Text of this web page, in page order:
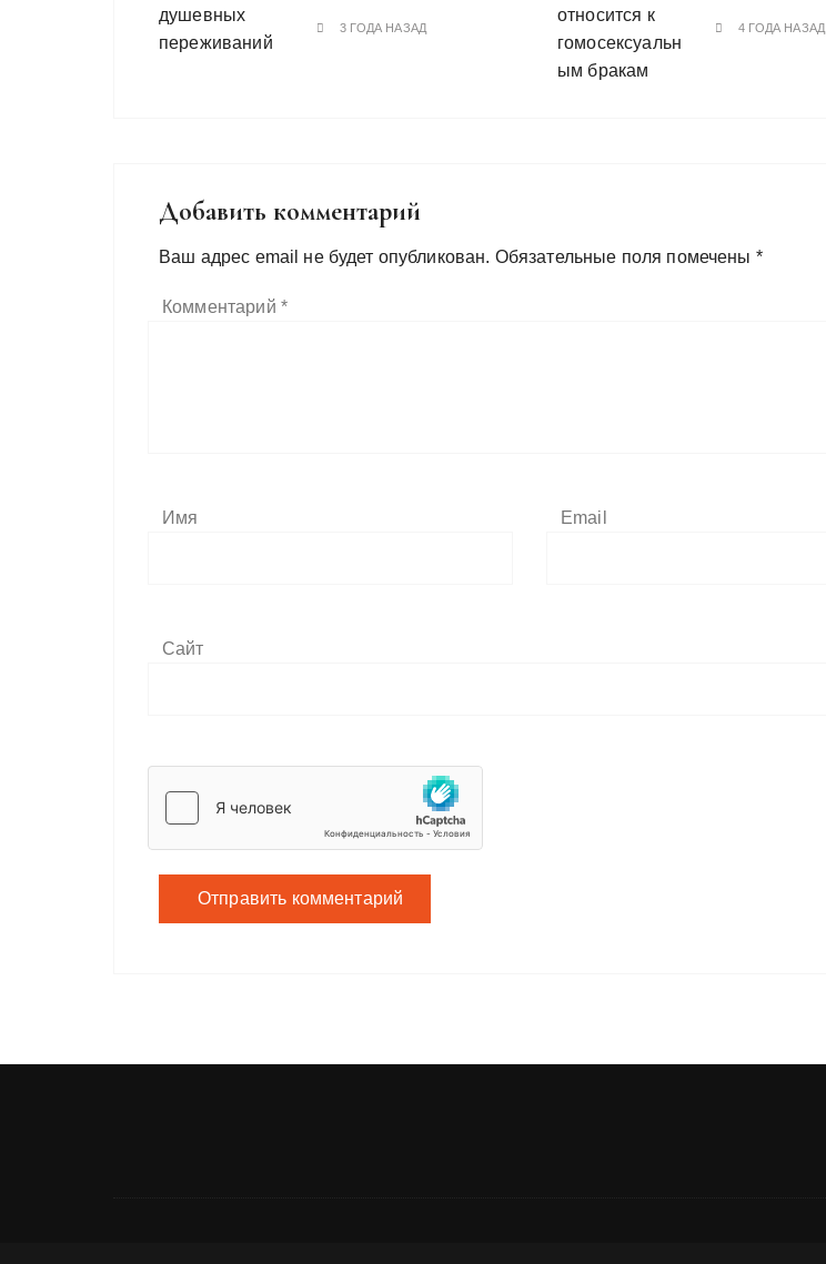
3 ГОДА НАЗАД 4 ГОДА НАЗАД
Добавить комментарий
Ваш адрес email не будет опубликован. Обязательные поля помечены *
Комментарий *
Имя Email
Сайт